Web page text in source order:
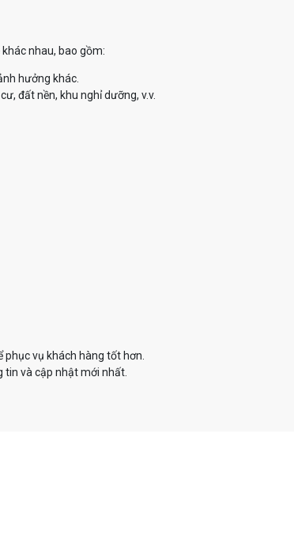
nhau, bao gồm:
hưởng khác.
đất nền, khu nghỉ dưỡng, v.v.
vụ khách hàng tốt hơn.
và cập nhật mới nhất.